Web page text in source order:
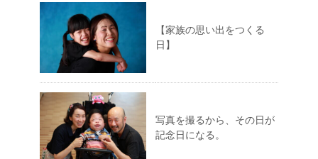
【家族の思い出をつくる
日】
写真を撮るから、その日が
記念日になる。